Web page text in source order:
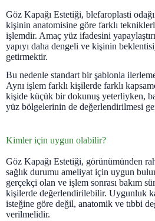
Göz Kapağı Estetiği, blefaroplasti
kişinin anatomisine göre farklı
işlemdir. Amaç yüz ifadesini
yapıyı daha dengeli ve kişinin
getirmektir.
Bu nedenle standart bir şablonla
Aynı işlem farklı kişilerde farklı
kişide küçük bir dokunuş yeterliyken,
yüz bölgelerinin de değerlendirilmesi
Kimler için uygun olabilir?
Göz Kapağı Estetiği, görünümünden
sağlık durumu ameliyat için uygun
gerçekçi olan ve işlem sonrası bakım
kişilerde değerlendirilebilir. Uygunluk
isteğine göre değil, anatomik ve tıbbi
verilmelidir.